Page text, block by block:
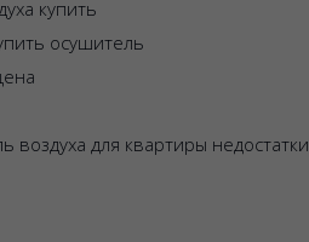
купить
осушитель
воздуха для квартиры недостатки